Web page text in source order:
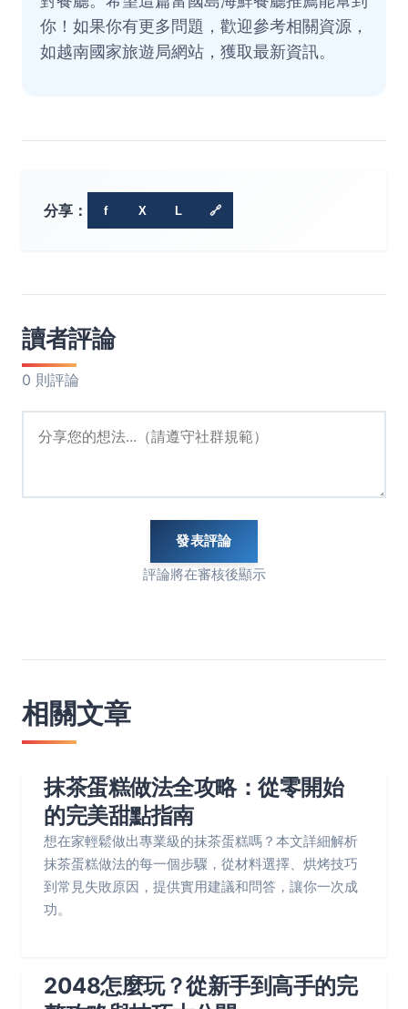
你！如果你有更多問題，歡迎參考相關資源，
如越南國家旅遊局網站，獲取最新資訊。
分享： f X L 🔗
讀者評論
0 則評論
發表評論
評論將在審核後顯示
相關文章
抹茶蛋糕做法全攻略：從零開始
的完美甜點指南
想在家輕鬆做出專業級的抹茶蛋糕嗎？本文詳細解析
抹茶蛋糕做法的每一個步驟，從材料選擇、烘烤技巧
到常見失敗原因，提供實用建議和問答，讓你一次成
功。
2048怎麼玩？從新手到高手的完